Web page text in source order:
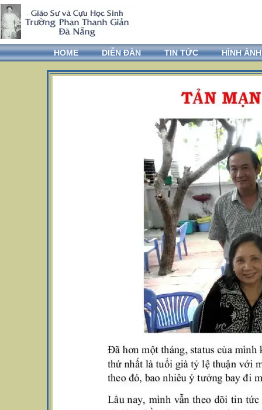
HOME DIỄN ĐÀN TIN TỨC HÌNH ẢNH